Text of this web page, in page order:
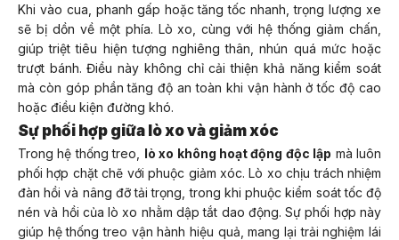
Khi vào cua, phanh gấp hoặc tăng tốc nhanh, trọng lượng xe
sẽ bị dồn về một phía. Lò xo, cùng với hệ thống giảm chấn,
giúp triệt tiêu hiện tượng nghiêng thân, nhún quá mức hoặc
trượt bánh. Điều này không chỉ cải thiện khả năng kiểm soát
mà còn góp phần tăng độ an toàn khi vận hành ở tốc độ cao
hoặc điều kiện đường khó.
Sự phối hợp giữa lò xo và giảm xóc
Trong hệ thống treo, lò xo không hoạt động độc lập mà luôn
phối hợp chặt chẽ với phuộc giảm xóc. Lò xo chịu trách nhiệm
đàn hồi và nâng đỡ tải trọng, trong khi phuộc kiểm soát tốc độ
nén và hồi của lò xo nhằm dập tắt dao động. Sự phối hợp này
giúp hệ thống treo vận hành hiệu quả, mang lại trải nghiệm lái